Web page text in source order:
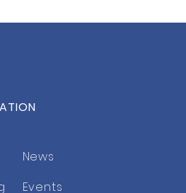
in Bonn
News
Events